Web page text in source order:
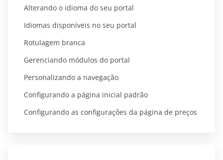
Alterando o idioma do seu portal
Idiomas disponíveis no seu portal
Rotulagem branca
Gerenciando módulos do portal
Personalizando a navegação
Configurando a página inicial padrão
Configurando as configurações da página de preços